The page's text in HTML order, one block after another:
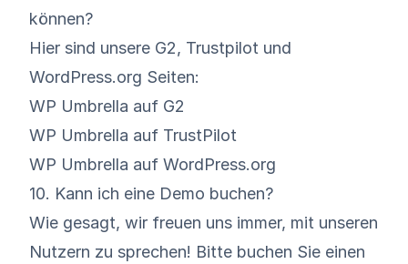
können?
Hier sind unsere G2, Trustpilot und
WordPress.org Seiten:
WP Umbrella auf G2
WP Umbrella auf TrustPilot
WP Umbrella auf WordPress.org
10. Kann ich eine Demo buchen?
Wie gesagt, wir freuen uns immer, mit unseren
Nutzern zu sprechen! Bitte buchen Sie einen